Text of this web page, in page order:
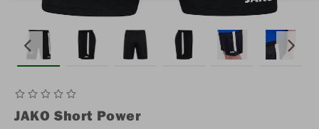
JAKO Short Power